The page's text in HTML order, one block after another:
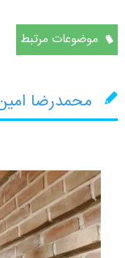
موضوعات مرتبط
محمدرضا